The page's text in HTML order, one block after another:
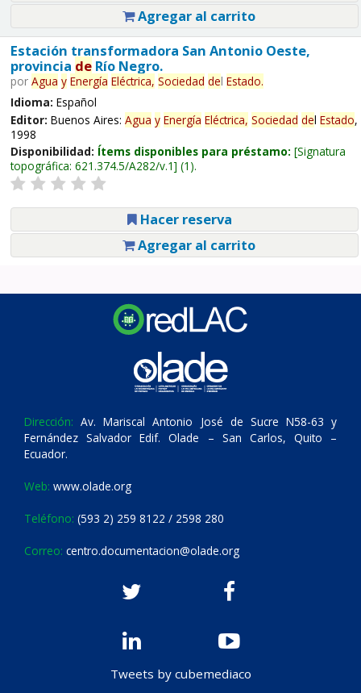
Agregar al carrito
Estación transformadora San Antonio Oeste,
provincia deRío Negro.
por Agua y Energía Eléctrica, Sociedad del Estado.
Idioma: Español
Editor: Buenos Aires: Agua y Energía Eléctrica, Sociedad del Estado,
1998
Disponibilidad: Ítems disponibles para préstamo: Signatura
topográfica: 621.374.5/A282/v.1 (1).
Hacer reserva
Agregar al carrito
Dirección: Av. Mariscal Antonio José de Sucre N58-63 y
Fernández Salvador Edif. Olade – San Carlos, Quito –
Ecuador.
Web: www.olade.org
Teléfono: (593 2) 259 8122 / 2598 280
Correo: centro.documentacion@olade.org
Tweets by cubemediaco